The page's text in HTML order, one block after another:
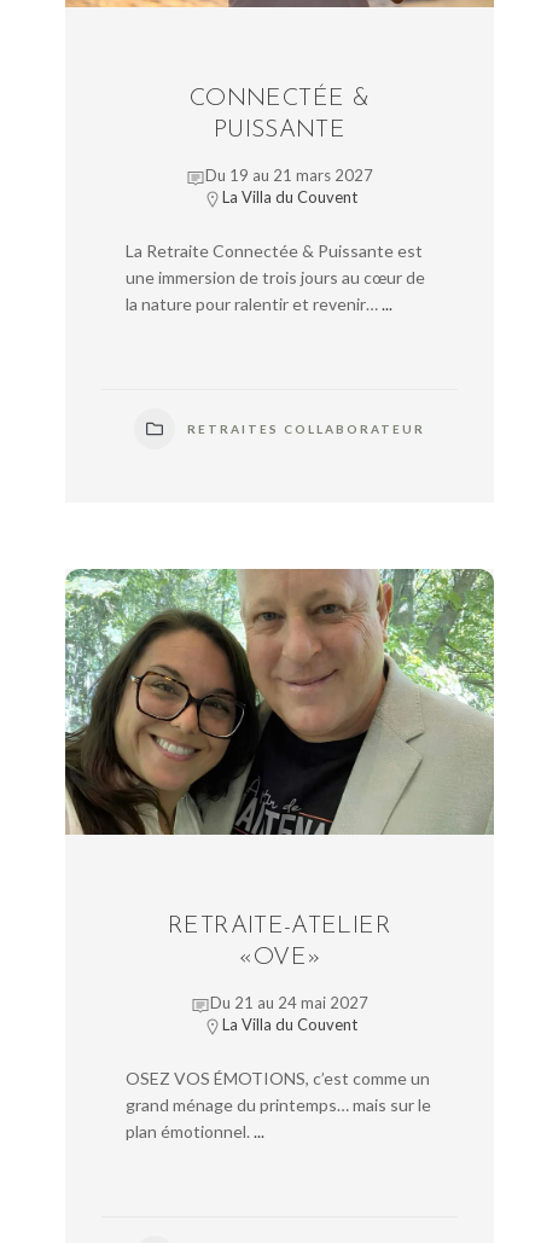
CONNECTÉE &
PUISSANTE
Du 19 au 21 mars 2027
La Villa du Couvent
La Retraite Connectée & Puissante est
une immersion de trois jours au cœur de
la nature pour ralentir et revenir…...
RETRAITES COLLABORATEUR
RETRAITE-ATELIER
«OVE»
Du 21 au 24 mai 2027
La Villa du Couvent
OSEZ VOS ÉMOTIONS, c’est comme un
grand ménage du printemps… mais sur le
plan émotionnel. ...